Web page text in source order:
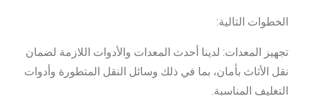
الخطوات التالية:
تجهيز المعدات: لدينا أحدث المعدات والأدوات اللازمة لضمان
نقل الأثاث بأمان، بما في ذلك وسائل النقل المتطورة وأدوات
التغليف المناسبة.